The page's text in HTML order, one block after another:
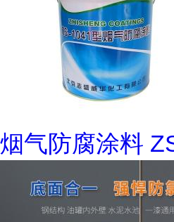
烟气防腐涂料